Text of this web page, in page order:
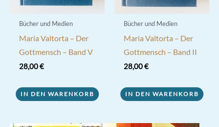
Bücher und Medien
Maria Valtorta – Der
Gottmensch – Band V
28,00€
IN DEN WARENKORB
Bücher und Medien
Maria Valtorta – Der
Gottmensch – Band II
28,00€
IN DEN WARENKORB